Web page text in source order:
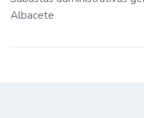
Albacete